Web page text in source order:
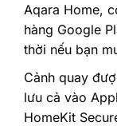
Aqara Home,
hàng Google
thời nếu bạn
‎Cảnh quay
lưu cả vào
HomeKit